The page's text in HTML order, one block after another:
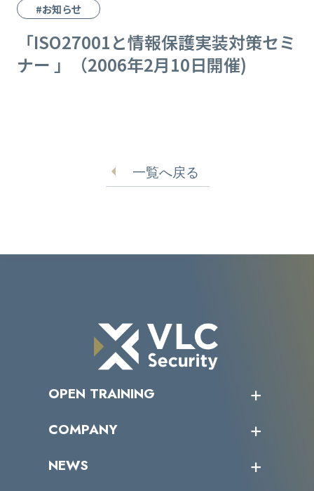
#お知らせ
「ISO27001と情報保護実装対策セミ
ナー 」（2006年2月10日開催)
一覧へ戻る
OPEN TRAINING
受講者の声
COMPANY
トップメッセージ
NEWS